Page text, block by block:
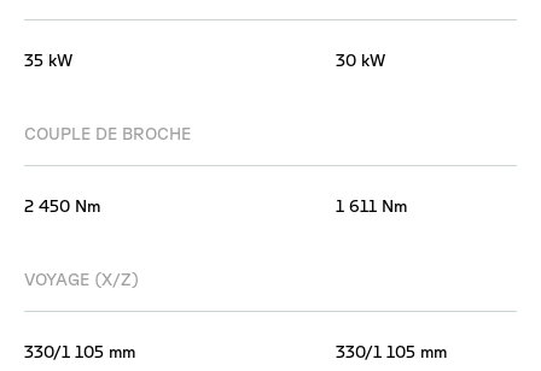
35 kW
COUPLE DE BROCHE
2 450 Nm
VOYAGE (X/Z)
330/1 105 mm
30 kW
1 611 Nm
330/1 105 mm